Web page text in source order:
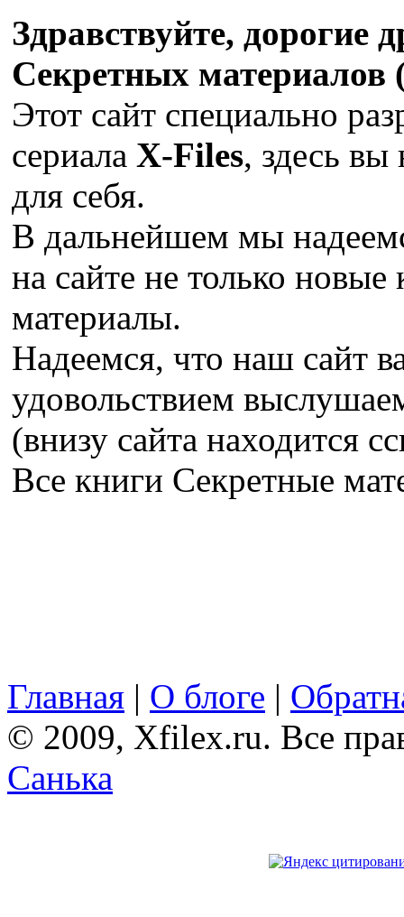
Здравствуйте, дорогие
Секретных материалов
Этот сайт специально
сериала X-Files, здесь вы
для себя.
В дальнейшем мы
на сайте не только
материалы.
Надеемся, что наш сайт
удовольствием
(внизу сайта находится
Все книги Секретные
Главная | О блоге |
© 2009, Xfilex.ru. Все
Санька